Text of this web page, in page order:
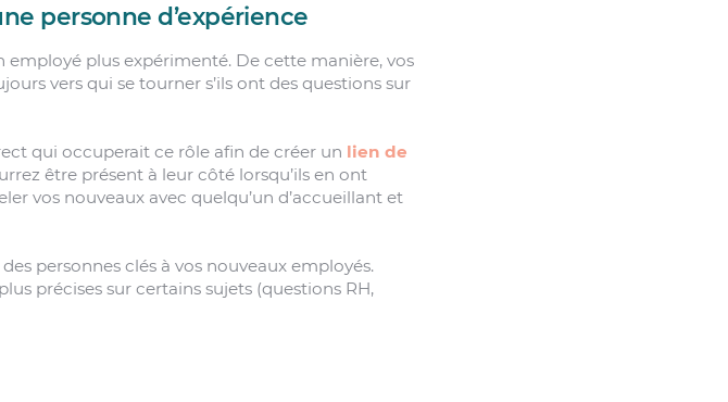
personne d’expérience
plus expérimenté. De cette manière, vos
vers qui se tourner s’ils ont des questions sur
qui occuperait ce rôle afin de créer un lien de
être présent à leur côté lorsqu’ils en ont
vos nouveaux avec quelqu’un d’accueillant et
personnes clés à vos nouveaux employés.
précises sur certains sujets (questions RH,